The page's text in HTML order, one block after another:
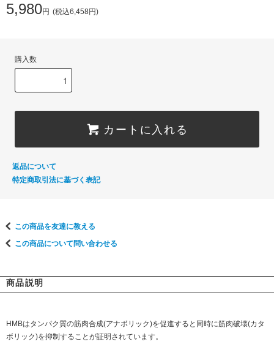
5,980円 (税込6,458円)
購入数
カートに入れる
返品について
特定商取引法に基づく表記
この商品を友達に教える
この商品について問い合わせる
商品説明
HMBはタンパク質の筋肉合成(アナボリック)を促進すると同時に筋肉破壊(カタ
ボリック)を抑制することが証明されています。